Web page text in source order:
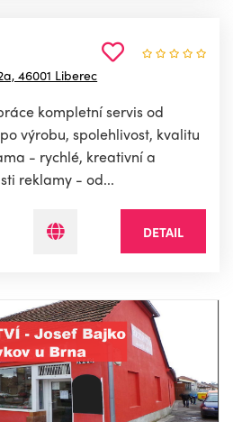
46001 Liberec
kompletní servis od
výrobu, spolehlivost, kvalitu
- rychlé, kreativní a
reklamy - od...
DETAIL